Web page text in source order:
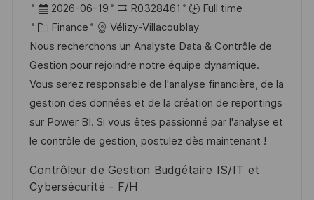
e
t
o
c
a
l
i
s
a
t
o
D
a
t
e
d
’
a
f
i
c
2026-06-19
R
é
f
é
r
e
n
c
d
R0328461
Full time
C
a
t
é
g
o
r
e
Finance
Vélizy-Villacoublay
Nous recherchons un Analyste Data & Contrôle de
Gestion pour rejoindre notre équipe dynamique.
Vous serez responsable de l'analyse financière, de la
gestion des données et de la création de reportings
sur Power BI. Si vous êtes passionné par l'analyse et
le contrôle de gestion, postulez dès maintenant !
Contrôleur de Gestion Budgétaire IS/IT et
Cybersécurité - F/H